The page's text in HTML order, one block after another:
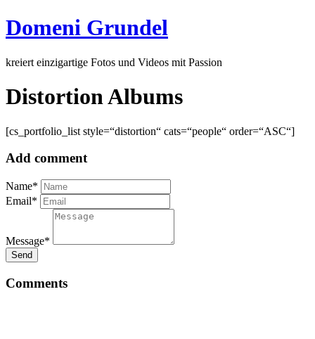
Domeni Grundel
kreiert einzigartige Fotos und Videos mit Passion
Distortion Albums
[cs_portfolio_list style=“distortion“ cats=“people“ order=“ASC“]
Add comment
Name*
Email*
Message*
Send
Comments